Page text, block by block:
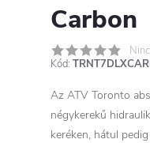
Carbon
Kód:
Az ATV Toronto
négykerekű
keréken, hátul